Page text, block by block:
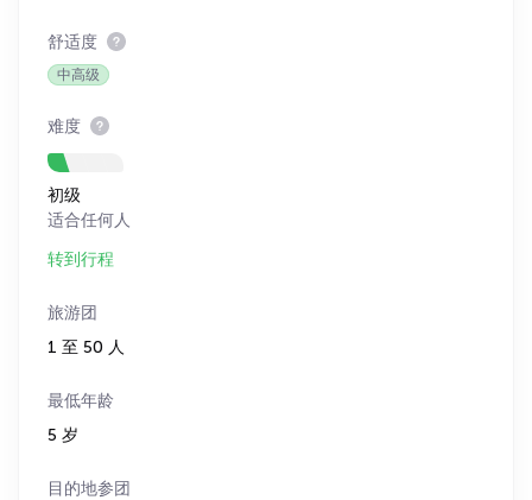
舒适度
中高级
难度
初级
适合任何人
转到行程
旅游团
1 至 50 人
最低年龄
5 岁
目的地参团